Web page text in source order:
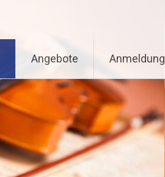
Angebote Anmeldung